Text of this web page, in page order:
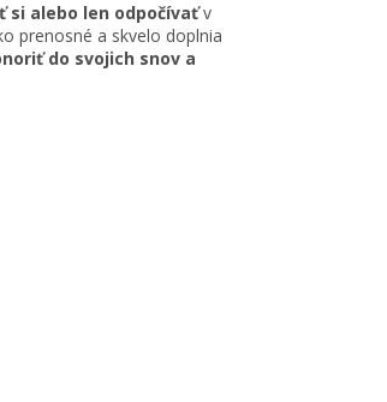
si alebo len odpočívaťv
prenosné a skvelo doplnia
do svojich snov a